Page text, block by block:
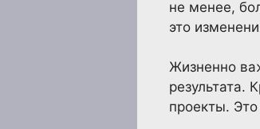
не менее,
это
Жизненно
результата.
проекты.